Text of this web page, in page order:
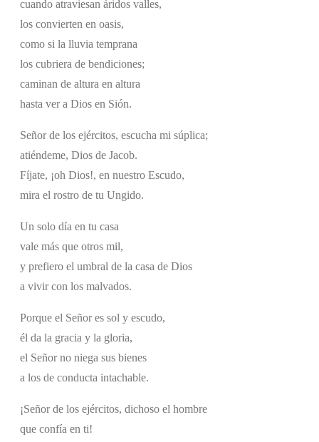
cuando atraviesan áridos valles,
los convierten en oasis,
como si la lluvia temprana
los cubriera de bendiciones;
caminan de altura en altura
hasta ver a Dios en Sión.
Señor de los ejércitos, escucha mi súplica;
atiéndeme, Dios de Jacob.
Fíjate, ¡oh Dios!, en nuestro Escudo,
mira el rostro de tu Ungido.
Un solo día en tu casa
vale más que otros mil,
y prefiero el umbral de la casa de Dios
a vivir con los malvados.
Porque el Señor es sol y escudo,
él da la gracia y la gloria,
el Señor no niega sus bienes
a los de conducta intachable.
¡Señor de los ejércitos, dichoso el hombre
que confía en ti!